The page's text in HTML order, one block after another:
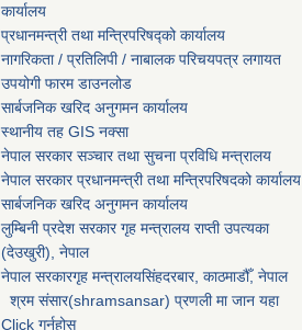
कार्यालय
प्रधानमन्त्री तथा मन्त्रिपरिषद्को कार्यालय
नागरिकता / प्रतिलिपी / नाबालक परिचयपत्र लगायत
उपयोगी फारम डाउनलोड
सार्बजनिक खरिद अनुगमन कार्यालय
स्थानीय तह GIS नक्सा
नेपाल सरकारसञ्चार तथा सुचना प्रविधि मन्त्रालय
नेपाल सरकार प्रधानमन्त्री तथा मन्त्रिपरिषदको कार्यालय
सार्बजनिक खरिद अनुगमन कार्यालय
लुम्बिनी प्रदेश सरकार गृह मन्त्रालय राप्ती उपत्यका
(देउखुरी), नेपाल
नेपाल सरकारगृह मन्त्रालयसिंहदरबार, काठमाडौँ, नेपाल
श्रम संसार(shramsansar) प्रणली मा जान यहा
Click गर्नुहोस